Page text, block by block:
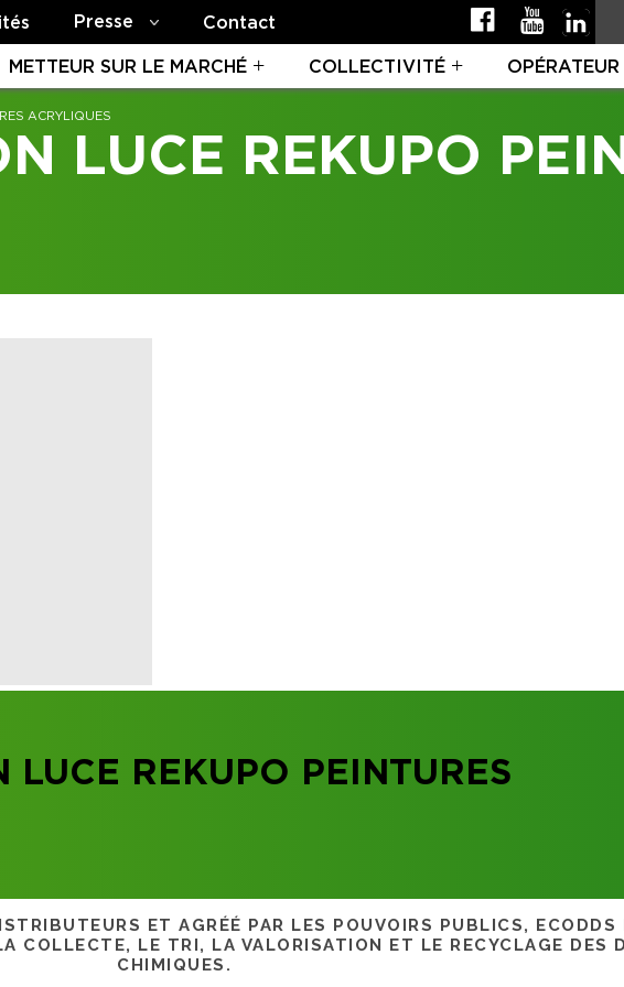
Presse Contact
METTEUR SUR LE MARCHÉ COLLECTIVITÉ OPÉRATEUR
ACRYLIQUES
LUCE REKUPO
LUCE REKUPO PEINTURES
ET AGRÉÉ PAR LES POUVOIRS PUBLICS, ECODDS
COLLECTE, LE TRI, LA VALORISATION ET LE RECYCLAGE DES
CHIMIQUES.